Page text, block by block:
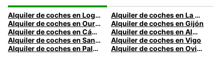
Alquiler de coches en Logroño
Alquiler de coches en La Coruña
Alquiler de coches en Ourense
Alquiler de coches en Gijón
Alquiler de coches en Cádiz
Alquiler de coches en Almería
Alquiler de coches en Santander
Alquiler de coches en Vigo
Alquiler de coches en Palma
Alquiler de coches en Oviedo